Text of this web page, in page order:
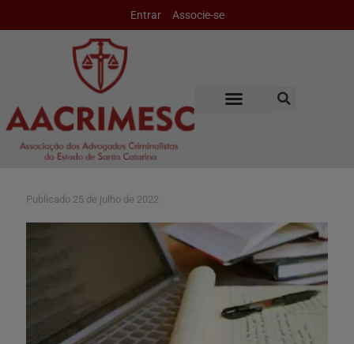
Entrar Associe-se
Publicado 25 de julho de 2022